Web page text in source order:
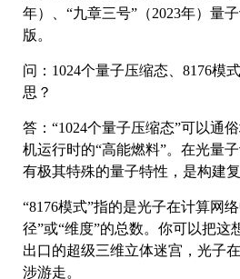
年）、“九章三号”（2023年）量
版。
问：1024个量子压缩态、8176模
思？
答：“1024个量子压缩态”可以通
机运行时的“高能燃料”。在光量
有极其特殊的量子特性，是构建
“8176模式”指的是光子在计算网
径”或“维度”的总数。你可以把这
出口的超级三维立体迷宫，光子
涉游走。